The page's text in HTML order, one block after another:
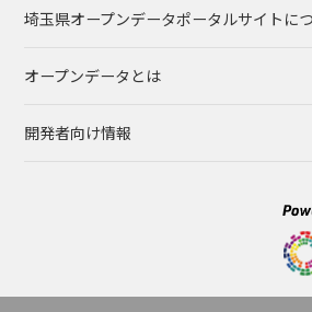
埼玉県オープンデータポータルサイトに
オープンデータとは
開発者向け情報